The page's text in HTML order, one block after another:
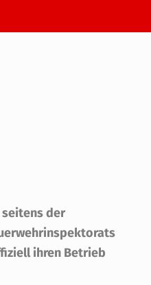
seitens der
ihren Betrieb